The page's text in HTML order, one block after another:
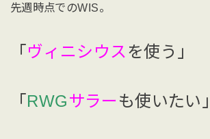
先週時点でのWIS。
「 ヴィニシウスを使う」
「 RWGサラー も使いたい」